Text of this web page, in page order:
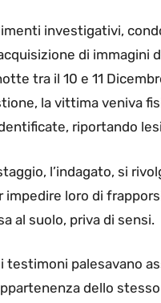
investigativi,
di immagini
tra il 10 e 11
la vittima veniva
riportando
l’indagato, si
impedire loro di
al suolo, priva di sensi.
testimoni palesavano
dello